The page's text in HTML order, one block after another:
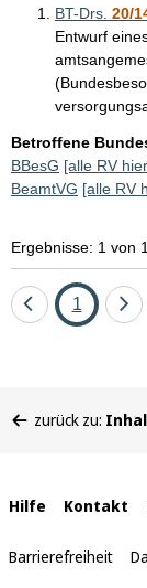
BT-Drs. 20/
Entwurf
Betroffene
BBesG [alle RV
BeamtVG [alle RV
Ergebnisse: 1 von 1
EineSeite
1
befinden
zurück zu:
Interne
Links
Hilfe Kontakt
Barrierefreiheit